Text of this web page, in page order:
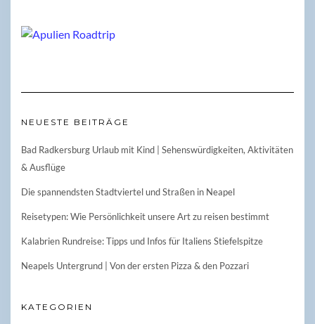
NEUESTE BEITRÄGE
Bad Radkersburg Urlaub mit Kind | Sehenswürdigkeiten, Aktivitäten
& Ausflüge
Die spannendsten Stadtviertel und Straßen in Neapel
Reisetypen: Wie Persönlichkeit unsere Art zu reisen bestimmt
Kalabrien Rundreise: Tipps und Infos für Italiens Stiefelspitze
Neapels Untergrund | Von der ersten Pizza & den Pozzari
KATEGORIEN